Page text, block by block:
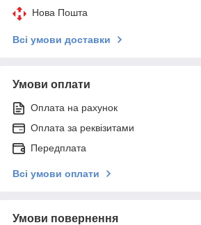
Нова Пошта
Всі умови доставки
Умови оплати
Оплата на рахунок
Оплата за реквізитами
Передплата
Всі умови оплати
Умови повернення